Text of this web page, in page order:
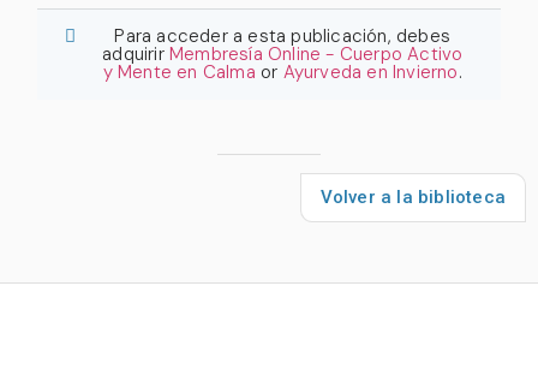
Para acceder a esta publicación, debes
adquirir Membresía Online - Cuerpo Activo
y Mente en Calma or Ayurveda en Invierno.
Volver a la biblioteca